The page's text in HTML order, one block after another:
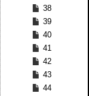
38
39
40
41
42
43
44